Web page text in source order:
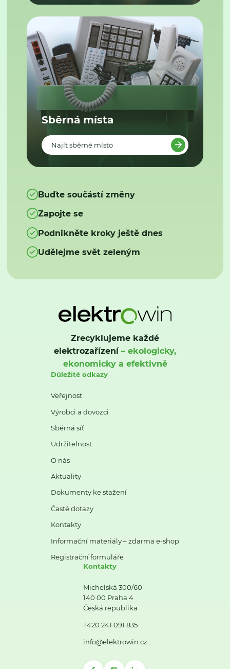
Sběrná místa
Najít sběrné místo
Buďte součástí změny
Zapojte se
Podnikněte kroky ještě dnes
Udělejme svět zeleným
Zrecyklujeme každé
elektrozařízení– ekologicky,
ekonomicky a efektivně
Důležité odkazy
Veřejnost
Výrobci a dovozci
Sběrná síť
Udržitelnost
O nás
Aktuality
Dokumenty ke stažení
Časté dotazy
Kontakty
Informační materiály – zdarma e-shop
Registrační formuláře
Kontakty
Michelská 300/60
140 00 Praha 4
Česká republika
+420 241 091 835
info@elektrowin.cz